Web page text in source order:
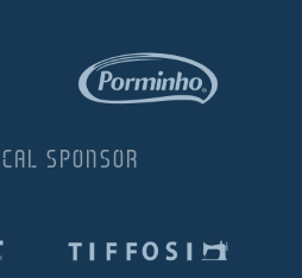
SPONSOR